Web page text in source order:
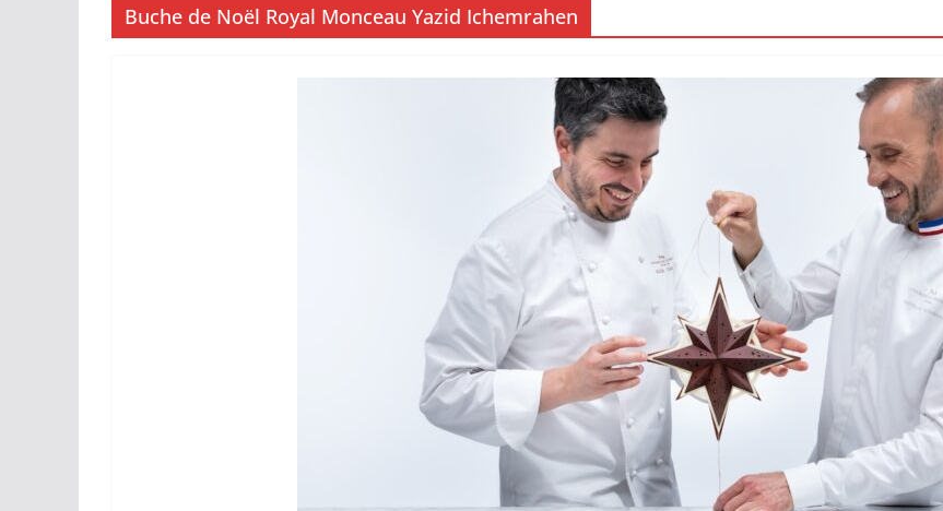
Buche de Noël Royal Monceau Yazid Ichemrahen